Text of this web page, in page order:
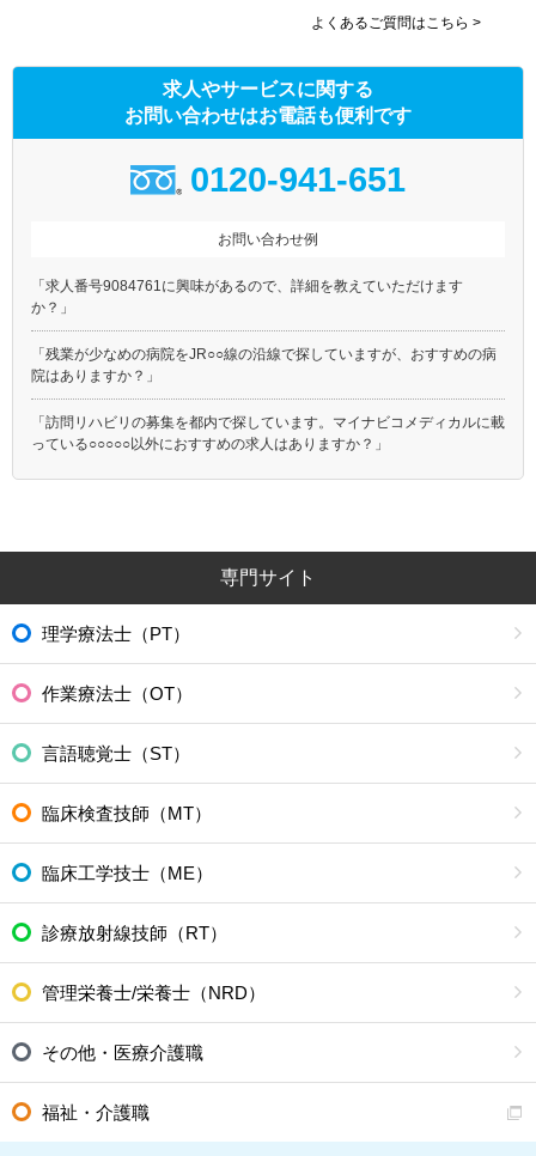
よくあるご質問はこちら >
求人やサービスに関する
お問い合わせはお電話も便利です
0120-941-651
お問い合わせ例
「求人番号9084761に興味があるので、詳細を教えていただけます
か？」
「残業が少なめの病院をJR○○線の沿線で探していますが、おすすめの病
院はありますか？」
「訪問リハビリの募集を都内で探しています。マイナビコメディカルに載
っている○○○○○以外におすすめの求人はありますか？」
専門サイト
理学療法士（PT）
作業療法士（OT）
言語聴覚士（ST）
臨床検査技師（MT）
臨床工学技士（ME）
診療放射線技師（RT）
管理栄養士/栄養士（NRD）
その他・医療介護職
福祉・介護職